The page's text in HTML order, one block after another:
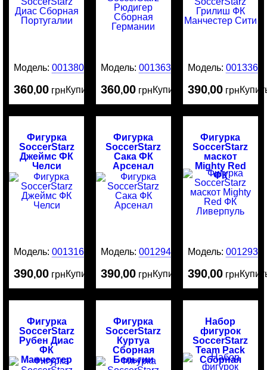
Модель:0013801
360,00 грнКупить
Модель:0013635
360,00 грнКупить
Модель: 0013369
390,00 грн
Фигурка
SoccerStarz
Джеймс ФК
Челси
Модель:0013161
390,00 грнКупить
Фигурка
SoccerStarz
Сака ФК
Арсенал
Модель:0012942
390,00 грнКупить
Фигурка
SoccerStarz
маскот
Mighty Red
ФК
Ливерпуль
Модель: 0012938
390,00 грн
Фигурка
SoccerStarz
Рубен Диас
ФК
Манчестер
Фигурка
SoccerStarz
Куртуа
Сборная
Бельгии
Набор
фигурок
SoccerStarz
Team Pack
Сборная